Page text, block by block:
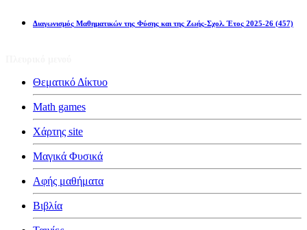
Διαγωνισμός Μαθηματικών της Φύσης και της Ζωής-Σχολ. Έτος 2025-26 (457)
Θεματικό Δίκτυο
Math games
Χάρτης site
Μαγικά Φυσικά
Αφής μαθήματα
Βιβλία